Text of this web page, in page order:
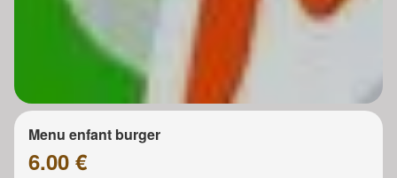
Menu enfant burger
6.00 €